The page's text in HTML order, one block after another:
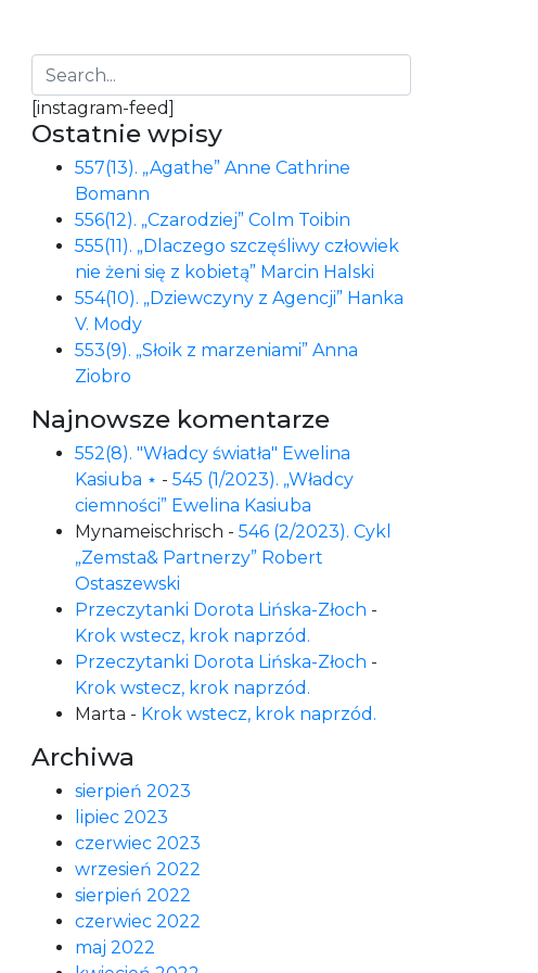
[instagram-feed]
Ostatnie wpisy
557(13). „Agathe” Anne Cathrine
Bomann
556(12). „Czarodziej” Colm Toibin
555(11). „Dlaczego szczęśliwy człowiek
nie żeni się z kobietą” Marcin Halski
554(10). „Dziewczyny z Agencji” Hanka
V. Mody
553(9). „Słoik z marzeniami” Anna
Ziobro
Najnowsze komentarze
552(8). "Władcy światła" Ewelina
Kasiuba ⋆ - 545 (1/2023). „Władcy
ciemności” Ewelina Kasiuba
Mynameischrisch - 546 (2/2023). Cykl
„Zemsta& Partnerzy” Robert
Ostaszewski
Przeczytanki Dorota Lińska-Złoch -
Krok wstecz, krok naprzód.
Przeczytanki Dorota Lińska-Złoch -
Krok wstecz, krok naprzód.
Marta - Krok wstecz, krok naprzód.
Archiwa
sierpień 2023
lipiec 2023
czerwiec 2023
wrzesień 2022
sierpień 2022
czerwiec 2022
maj 2022